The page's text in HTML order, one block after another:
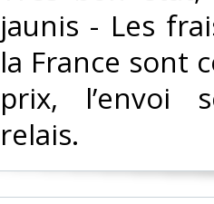
jaunis - Les
la France sont
prix, l’envoi
relais.‎